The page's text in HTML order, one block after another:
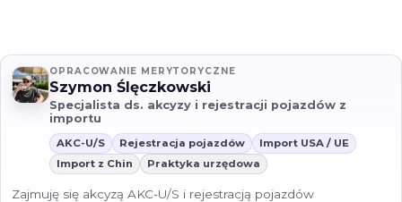
OPRACOWANIE MERYTORYCZNE
Szymon Ślęczkowski
Specjalista ds. akcyzy i rejestracji pojazdów z
importu
AKC-U/S Rejestracja pojazdów
Import USA / UE
Import z Chin
Praktyka urzędowa
Zajmuję się akcyzą AKC-U/S i rejestracją pojazdów